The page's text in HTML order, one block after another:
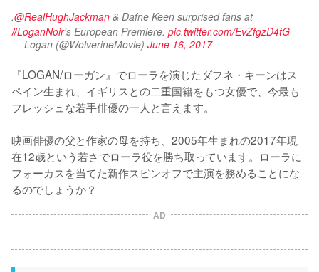
.@RealHughJackman
& Dafne Keen surprised fans at
#LoganNoir's European Premiere. pic.twitter.com/EvZfgzD4tG
— Logan (@WolverineMovie) June 16, 2017
『LOGAN/ローガン』でローラを演じたダフネ・キーンはス
ペイン生まれ、イギリスとの二重国籍をもつ女優で、今最も
フレッシュな若手俳優の一人と言えます。
映画俳優の父と作家の母を持ち、2005年生まれの2017年現
在12歳という若さでローラ役を勝ち取っています。ローラに
フォーカスを当てた新作スピンオフで主演を務めることにな
るのでしょうか？
AD